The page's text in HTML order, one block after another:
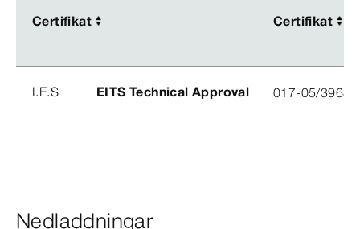
Certifikat Certifikat
Certifikat Certifikat
I.E.S EITS Technical Approval 017-05/3963-
Nedladdningar